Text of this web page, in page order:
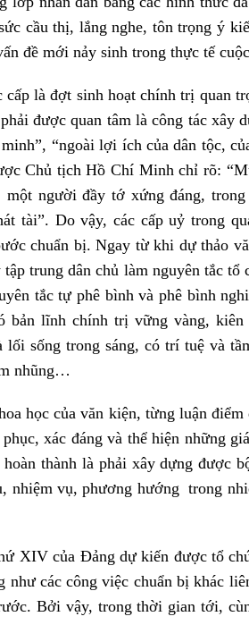
cầu thị, lắng nghe, tôn trọng ý
đề mới nảy sinh trong thực tế
là đợt sinh hoạt chính trị quan
được quan tâm là công tác xây
“ngoài lợi ích của dân tộc,
Chủ tịch Hồ Chí Minh chỉ rõ:
người đầy tớ xứng đáng, trong
tài”. Do vậy, các cấp uỷ trong
chuẩn bị. Ngay từ khi dự thảo
trung dân chủ làm nguyên tắc tổ
tắc tự phê bình và phê bình
bản lĩnh chính trị vững vàng,
lối sống trong sáng, có trí tuệ và
nhũng…
học của văn kiện, từng luận
xác đáng và thể hiện những
thành là phải xây dựng được
nhiệm vụ, phương hướng trong
XIV của Đảng dự kiến được tổ
các công việc chuẩn bị khác
Bởi vậy, trong thời gian tới,